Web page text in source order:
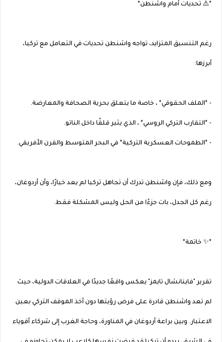
*⚠️ تحديات أمام واشنطن*
رغم التنسيق المتزايد، تواجه واشنطن تحديات في التعامل مع تركيا،
أبرزها:
- *الملف الحقوقي* ، خاصة ما يتعلق بحرية الصحافة والمعارضة.
- *التقارب التركي الروسي* ، الذي يثير قلقًا داخل الناتو.
- *الطموحات العسكرية التركية* في البحر المتوسط والقرن الأفريقي.
ومع ذلك، فإن واشنطن تدرك أن تجاهل تركيا لم يعد خيارًا، وأن أردوغان،
رغم كل الجدل، بات جزءًا من الحل وليس المشكلة فقط.
*✨ خاتمة*
تقرير "فاينانشال تايمز" يعكس واقعًا جديدًا في العلاقات الدولية، حيث
لم تعد واشنطن قادرة على فرض رؤيتها دون أخذ الموقف التركي بعين
الاعتبار. وبين براعة أردوغان في المناورة، وحاجة الغرب إلى شركاء أقوياء